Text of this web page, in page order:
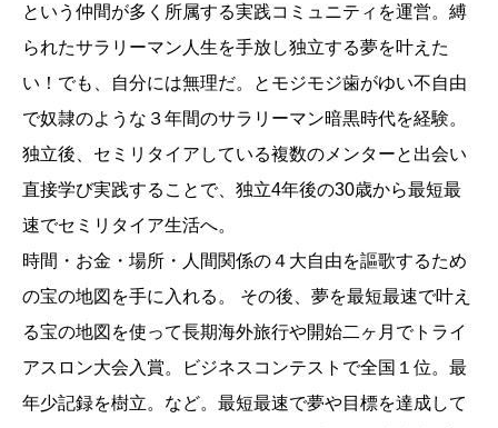
という仲間が多く所属する実践コミュニティを運営。縛
られたサラリーマン人生を手放し独立する夢を叶えた
い！でも、自分には無理だ。とモジモジ歯がゆい不自由
で奴隷のような３年間のサラリーマン暗黒時代を経験。
独立後、セミリタイアしている複数のメンターと出会い
直接学び実践することで、独立4年後の30歳から最短最
速でセミリタイア生活へ。
時間・お金・場所・人間関係の４大自由を謳歌するため
の宝の地図を手に入れる。 その後、夢を最短最速で叶え
る宝の地図を使って長期海外旅行や開始二ヶ月でトライ
アスロン大会入賞。ビジネスコンテストで全国１位。最
年少記録を樹立。など。最短最速で夢や目標を達成して